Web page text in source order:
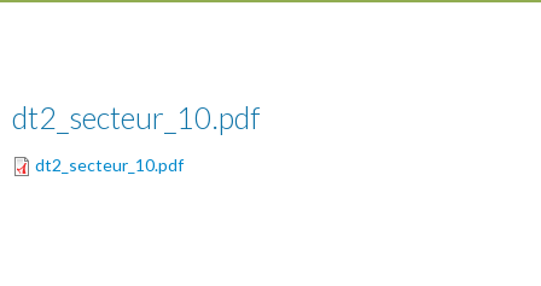
dt2_secteur_10.pdf
dt2_secteur_10.pdf